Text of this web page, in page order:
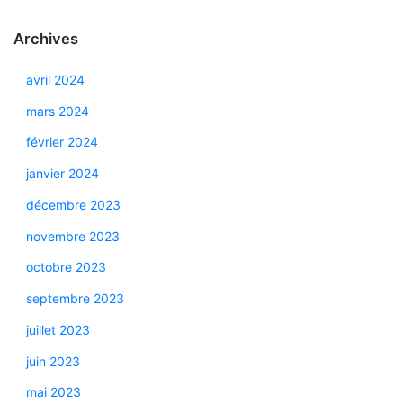
Archives
avril 2024
mars 2024
février 2024
janvier 2024
décembre 2023
novembre 2023
octobre 2023
septembre 2023
juillet 2023
juin 2023
mai 2023